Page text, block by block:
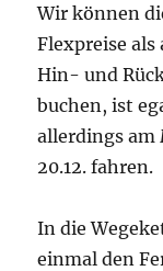
Wir können
Flexpreise als
Hin- und
buchen, ist
allerdings am
20.12. fahren.
In die
einmal den